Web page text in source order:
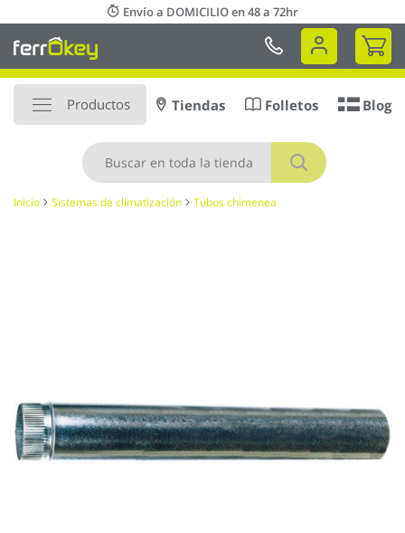
al
contenido
Envío a DOMICILIO en 48 a 72hr
Mi
Productos
Buscar
Tiendas Folletos Blog
Inicio Sistemas de climatización Tubos chimenea